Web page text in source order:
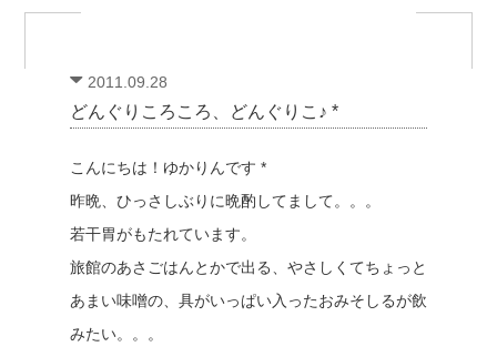
2011.09.28
どんぐりころころ、どんぐりこ♪ *
こんにちは！ゆかりんです *
昨晩、ひっさしぶりに晩酌してまして。。。
若干胃がもたれています。
旅館のあさごはんとかで出る、やさしくてちょっと
あまい味噌の、具がいっぱい入ったおみそしるが飲
みたい。。。